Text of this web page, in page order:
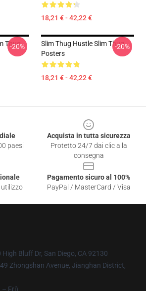
18,21 € - 42,22 €
Thug
-20%
Slim Thug Hustle Slim Thug
Posters
18,21 € - 42,22 €
-20%
paesi
Acquista in tutta sicurezza
Protetto 24/7 dai clic alla
consegna
utilizzo
Pagamento sicuro al 100%
PayPal / MasterCard / Visa
High Bluff Dr, San Diego, CA 92130
Zhongshan Avenue, Jianghan District,
– Fri)